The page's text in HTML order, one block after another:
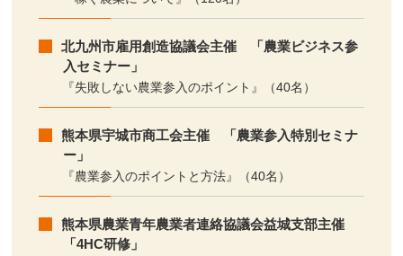
北九州市雇用創造協議会主催 「農業ビジネス参
入セミナー」
『失敗しない農業参入のポイント』（40名）
熊本県宇城市商工会主催 「農業参入特別セミナ
ー」
『農業参入のポイントと方法』（40名）
熊本県農業青年農業者連絡協議会益城支部主催
「4HC研修」